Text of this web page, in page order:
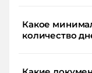
Какое
количество